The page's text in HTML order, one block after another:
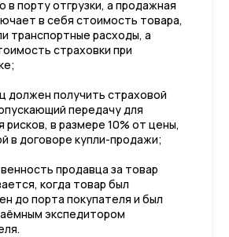
в порту отгрузки, а продажная
в себя стоимость товара,
транспортные расходы, а
страховки при
должен получить страховой
передачу для
рисков, в размере 10% от цены,
в договоре купли-продажи;
продавца за товар
когда товар был
до порта покупателя и был
экспедитором